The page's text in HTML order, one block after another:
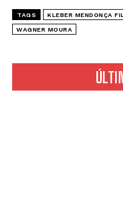
TAGS KLEBER MENDONÇA
WAGNER MOURA